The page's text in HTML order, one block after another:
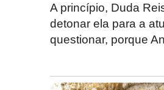
A princípio, Duda
detonar ela para a
questionar, porque